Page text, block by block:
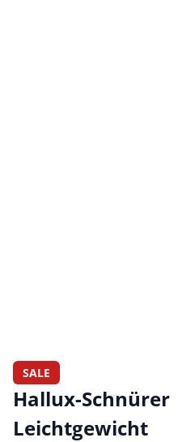
SALE
Hallux-Schnürer
Leichtgewicht